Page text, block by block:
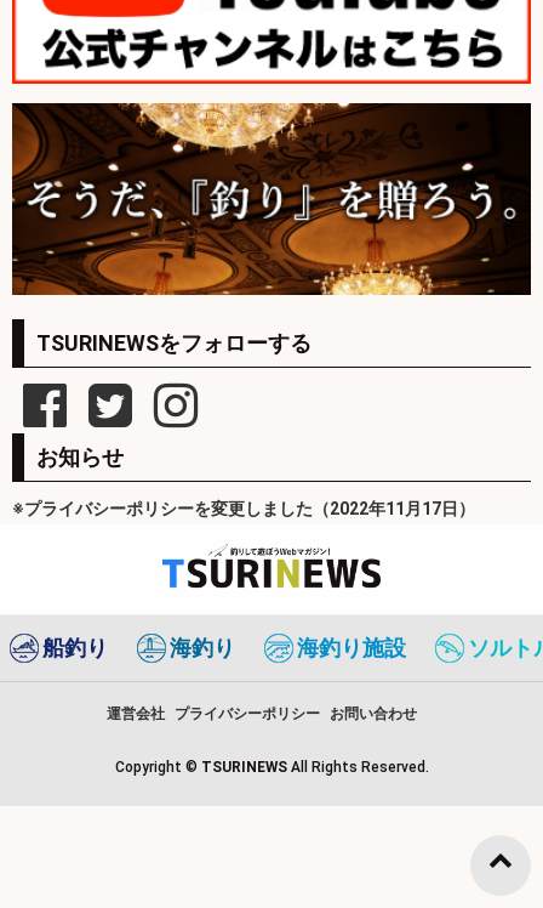
TSURINEWSをフォローする
お知らせ
※プライバシーポリシーを変更しました（2022年11月17日）
船釣り 海釣り 海釣り施設 ソルト
運営会社 プライバシーポリシー お問い合わせ
Copyright © TSURINEWS All Rights Reserved.